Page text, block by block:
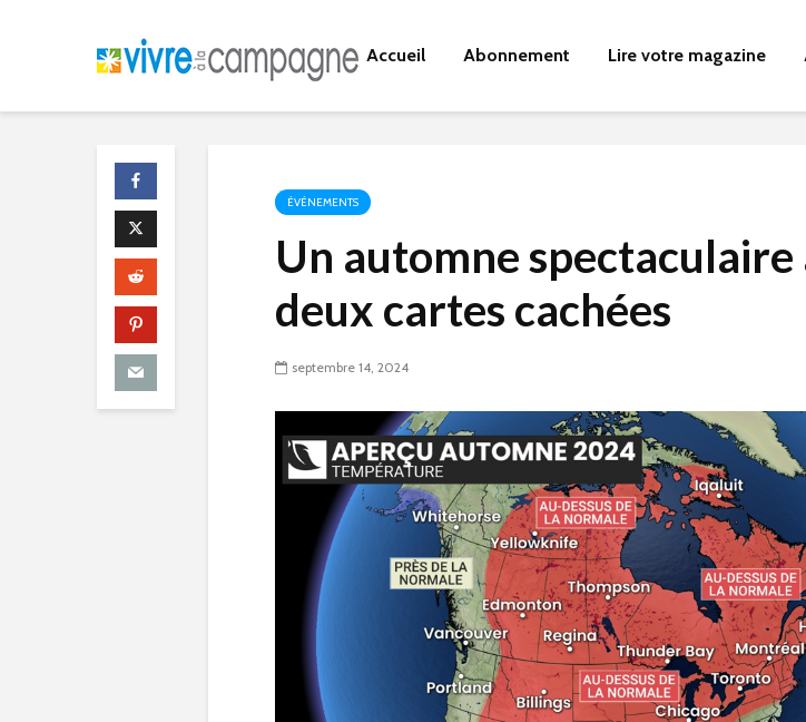
Accueil Abonnement Lire votre magazine
ÉVÉNEMENTS
Un automne spectaculaire
deux cartes cachées
septembre 14, 2024